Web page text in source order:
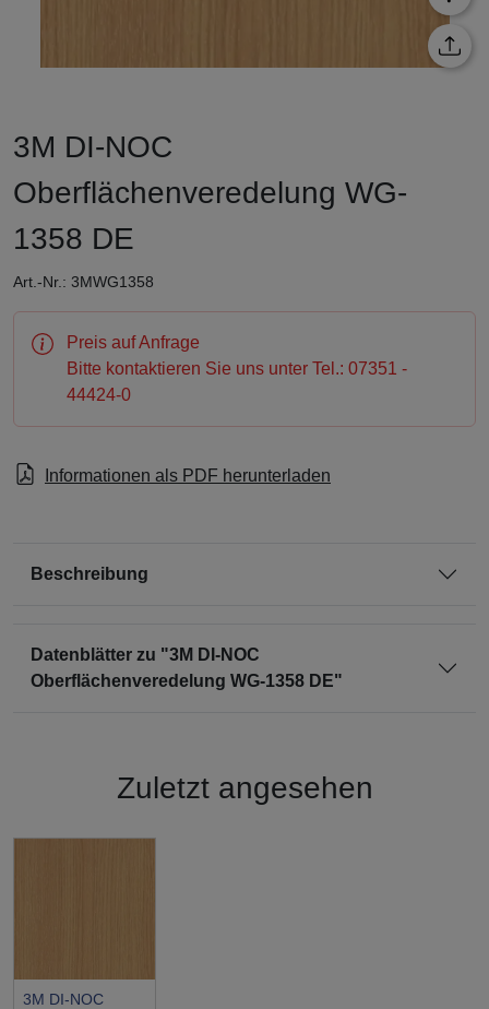
3M DI-NOC
Oberflächenveredelung WG-
1358 DE
Art.-Nr.: 3MWG1358
Preis auf Anfrage
Bitte kontaktieren Sie uns unter Tel.: 07351 -
44424-0
Informationen als PDF herunterladen
Beschreibung
Datenblätter zu "3M DI-NOC
Oberflächenveredelung WG-1358 DE"
Zuletzt angesehen
3M DI-NOC